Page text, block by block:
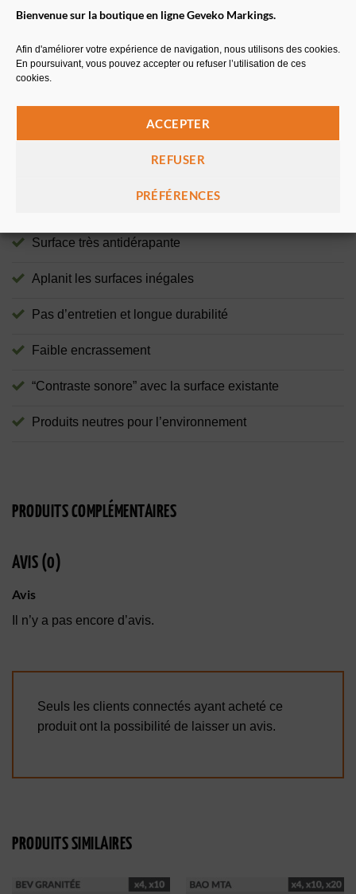
Bienvenue sur la boutique en ligne Geveko Markings.
Afin d'améliorer votre expérience de navigation, nous utilisons des cookies.
En poursuivant, vous pouvez accepter ou refuser l’utilisation de ces
cookies.
ACCEPTER
REFUSER
PRÉFÉRENCES
INFORMATIONS COMPLÉMENTAIRES
POIDS
14,5 kg
DIMENSIONS
DIMENSIONS 500×180 cm, 600×240 cm
CONDITIONNEMENT
Surface très antidérapante
Aplanit les surfaces inégales
Pas d’entretien et longue durabilité
Faible encrassement
“Contraste sonore” avec la surface existante
Produits neutres pour l’environnement
PRODUITS COMPLÉMENTAIRES
AVIS (0)
Avis
Il n’y a pas encore d’avis.
Seuls les clients connectés ayant acheté ce
produit ont la possibilité de laisser un avis.
PRODUITS SIMILAIRES